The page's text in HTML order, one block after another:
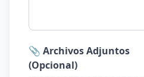
📎 Archivos Adjuntos
(Opcional)